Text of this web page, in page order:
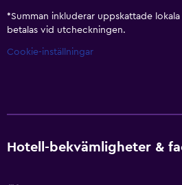
*Summan inkluderar uppskattade
betalas vid utcheckningen.
Cookie-inställningar
Hotell-bekvämligheter &